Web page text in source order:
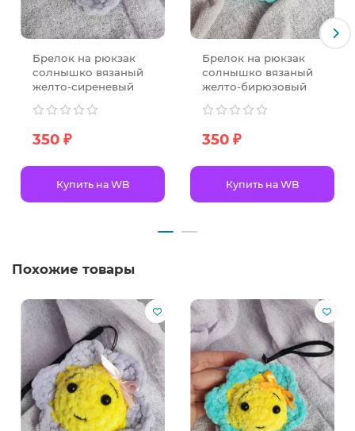
Брелок на рюкзак
солнышко вязаный
желто-сиреневый
350 ₽
Купить на WB
Брелок на рюкзак
солнышко вязаный
желто-бирюзовый
350 ₽
Купить на WB
Похожие товары